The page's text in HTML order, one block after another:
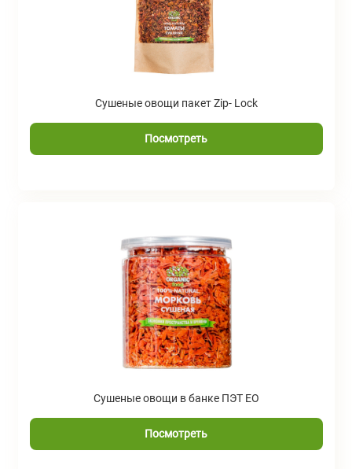
Сушеные овощи пакет Zip- Lock
Посмотреть
Сушеные овощи в банке ПЭТ ЕО
Посмотреть